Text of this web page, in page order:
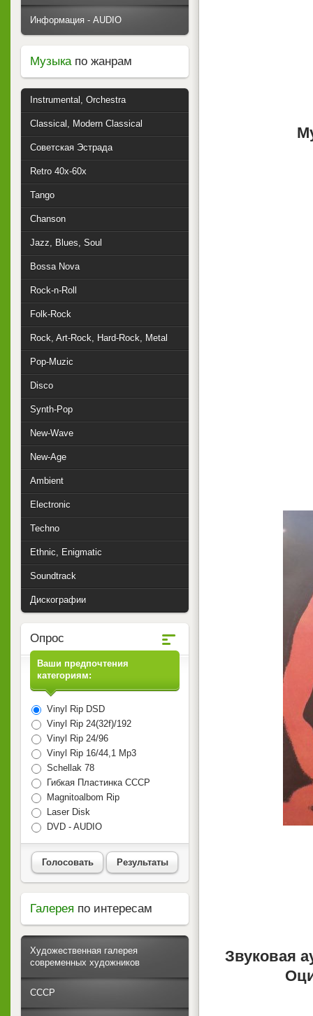
Звуковая
Информация - AUDIO
Музыкапо жанрам
Instrumental, Orchestra
Classical, Modern Classical
Советская Эстрада
Retro 40x-60x
Tango
Chanson
Jazz, Blues, Soul
Bossa Nova
Rock-n-Roll
Folk-Rock
Rock, Art-Rock, Hard-Rock, Metal
Pop-Muzic
Disco
Synth-Pop
New-Wave
New-Age
Ambient
Electronic
Techno
Ethnic, Enigmatic
Soundtrack
Дискографии
Опрос
Ваши предпочтения
категориям:
Vinyl Rip DSD
Vinyl Rip 24(32f)/192
Vinyl Rip 24/96
Vinyl Rip 16/44,1 Mp3
Schellak 78
Гибкая Пластинка СССР
Magnitoalbom Rip
Laser Disk
DVD - AUDIO
Голосовать Результаты
Галерея по интересам
Художественная галерея
современных художников
СССР